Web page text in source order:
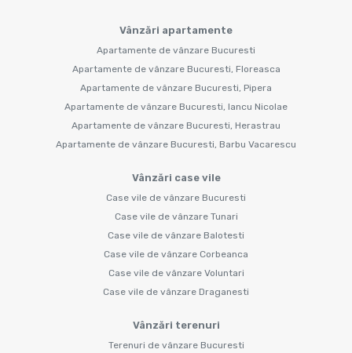
Vânzări apartamente
Apartamente de vânzare Bucuresti
Apartamente de vânzare Bucuresti, Floreasca
Apartamente de vânzare Bucuresti, Pipera
Apartamente de vânzare Bucuresti, Iancu Nicolae
Apartamente de vânzare Bucuresti, Herastrau
Apartamente de vânzare Bucuresti, Barbu Vacarescu
Vânzări case vile
Case vile de vânzare Bucuresti
Case vile de vânzare Tunari
Case vile de vânzare Balotesti
Case vile de vânzare Corbeanca
Case vile de vânzare Voluntari
Case vile de vânzare Draganesti
Vânzări terenuri
Terenuri de vânzare Bucuresti